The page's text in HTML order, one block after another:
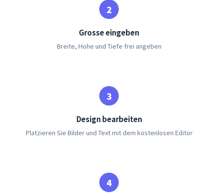
Grosse eingeben
Breite, Hohe und Tiefe frei angeben
Design bearbeiten
Platzieren Sie Bilder und Text mit dem kostenlosen Editor